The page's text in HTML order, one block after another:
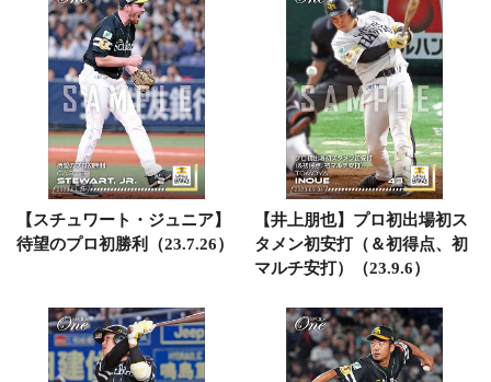
【スチュワート・ジュニア】
待望のプロ初勝利（23.7.26）
【井上朋也】プロ初出場初ス
タメン初安打（＆初得点、初
マルチ安打）（23.9.6）